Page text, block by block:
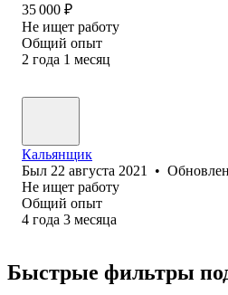
35 000 ₽
Не ищет работу
Общий опыт
2 года 1 месяц
Кальянщик
Был 22 августа 2021 •
Не ищет работу
Общий опыт
4 года 3 месяца
Быстрые фильтры